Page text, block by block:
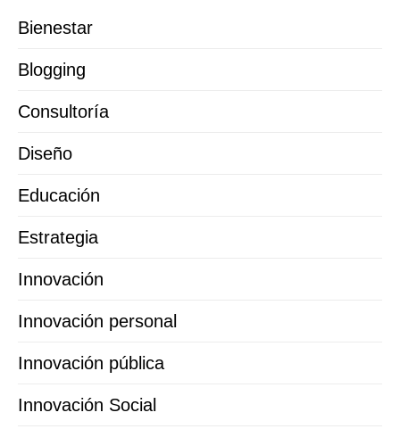
Bienestar
Blogging
Consultoría
Diseño
Educación
Estrategia
Innovación
Innovación personal
Innovación pública
Innovación Social